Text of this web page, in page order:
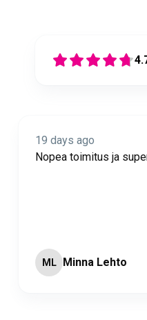
19 days ago
Nopea toimitus ja
ML Minna Lehto